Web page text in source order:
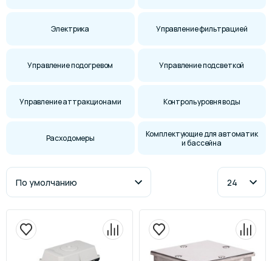
Электрика Управление фильтрацией
Управление подогревом Управление подсветкой
Управление аттракционами Контроль уровня воды
Расходомеры
Комплектующие для автоматик
и бассейна